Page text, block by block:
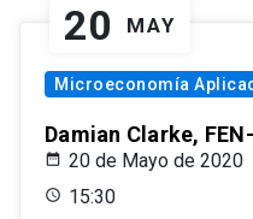
20 MAY
Microeconomía
Damian Clarke,
20 de Mayo de 2020
15:30